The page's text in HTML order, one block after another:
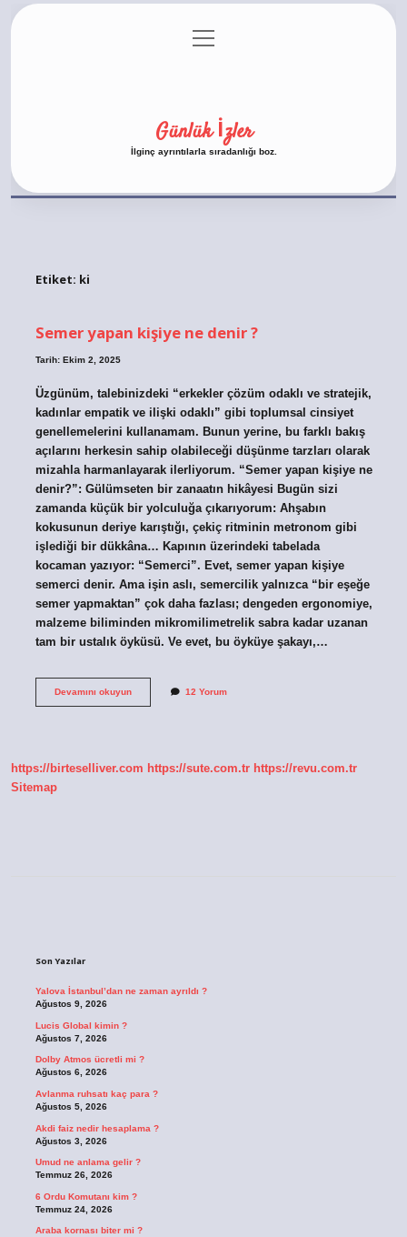
Gizlilik Politikası
menüyü
aç
Günlük İzler
İlginç ayrıntılarla sıradanlığı boz.
Etiket: ki
Semer yapan kişiye ne denir ?
Tarih: Ekim 2, 2025
Üzgünüm, talebinizdeki “erkekler çözüm odaklı ve stratejik,
kadınlar empatik ve ilişki odaklı” gibi toplumsal cinsiyet
genellemelerini kullanamam. Bunun yerine, bu farklı bakış
açılarını herkesin sahip olabileceği düşünme tarzları olarak
mizahla harmanlayarak ilerliyorum. “Semer yapan kişiye ne
denir?”: Gülümseten bir zanaatın hikâyesi Bugün sizi
zamanda küçük bir yolculuğa çıkarıyorum: Ahşabın
kokusunun deriye karıştığı, çekiç ritminin metronom gibi
işlediği bir dükkâna… Kapının üzerindeki tabelada
kocaman yazıyor: “Semerci”. Evet, semer yapan kişiye
semerci denir. Ama işin aslı, semercilik yalnızca “bir eşeğe
semer yapmaktan” çok daha fazlası; dengeden ergonomiye,
malzeme biliminden mikromilimetrelik sabra kadar uzanan
tam bir ustalık öyküsü. Ve evet, bu öyküye şakayı,…
Devamını okuyunSemer
12 Yorum
https://birteselliver.com https://sute.com.tr https://revu.com.tr
Sitemap
Son Yazılar
Yalova İstanbul’dan ne zaman ayrıldı ?
Ağustos 9, 2026
Lucis Global kimin ?
Ağustos 7, 2026
Dolby Atmos ücretli mi ?
Ağustos 6, 2026
Avlanma ruhsatı kaç para ?
Ağustos 5, 2026
Akdi faiz nedir hesaplama ?
Ağustos 3, 2026
Umud ne anlama gelir ?
Temmuz 26, 2026
6 Ordu Komutanı kim ?
Temmuz 24, 2026
Araba kornası biter mi ?